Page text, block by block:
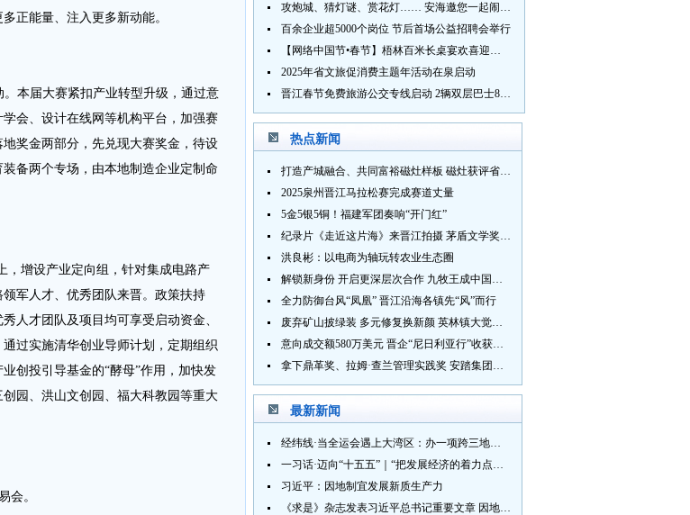
正能量、注入更多新动能。
本届大赛紧扣产业转型升级，通过意
会、设计在线网等机构平台，加强赛
奖金两部分，先兑现大赛奖金，待设
备两个专场，由本地制造企业定制命
增设产业定向组，针对集成电路产
军人才、优秀团队来晋。政策扶持
人才团队及项目均可享受启动资金、
过实施清华创业导师计划，定期组织
创投引导基金的“酵母”作用，加快发
园、洪山文创园、福大科教园等重大
会。
攻炮城、猜灯谜、赏花灯…… 安海邀您一起闹元宵
百余企业超5000个岗位 节后首场公益招聘会举行
【网络中国节•春节】梧林百米长桌宴欢喜迎新春
2025年省文旅促消费主题年活动在泉启动
晋江春节免费旅游公交专线启动 2辆双层巴士8辆铛铛车带你游
热点新闻
打造产城融合、共同富裕磁灶样板 磁灶获评省级乡村振兴示范乡镇
2025泉州晋江马拉松赛完成赛道丈量
5金5银5铜！福建军团奏响“开门红”
纪录片《走近这片海》来晋江拍摄 茅盾文学奖得主麦家探寻晋江“海海”人生
洪良彬：以电商为轴玩转农业生态圈
解锁新身份 开启更深层次合作 九牧王成中国奥委会官方赞助商
全力防御台风“凤凰” 晋江沿海各镇先“风”而行
废弃矿山披绿装 多元修复换新颜 英林镇大觉山片区废弃矿山生态修复项目通过验收
意向成交额580万美元 晋企“尼日利亚行”收获满满
拿下鼎革奖、拉姆·查兰管理实践奖 安踏集团获企业管理权威奖项
最新新闻
经纬线·当全运会遇上大湾区：办一项跨三地的赛事有多硬核？
一习话·迈向“十五五”｜“把发展经济的着力点放在实体经济上”
习近平：因地制宜发展新质生产力
《求是》杂志发表习近平总书记重要文章 因地制宜发展新质生产力